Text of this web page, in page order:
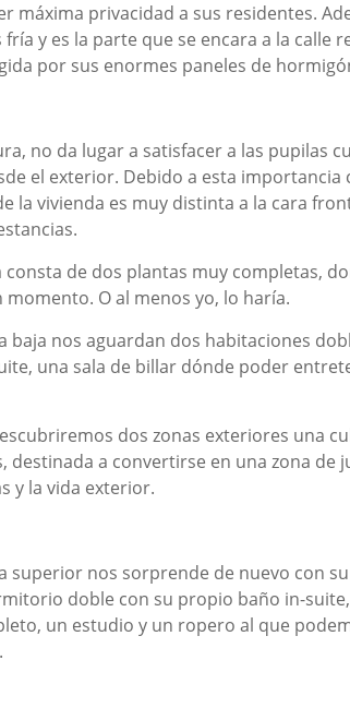
máxima privacidad a sus residentes.
fría y es la parte que se encara a la calle
por sus enormes paneles de
no da lugar a satisfacer a las pupilas
el exterior. Debido a esta
la vivienda es muy distinta a la cara
consta de dos plantas muy completas,
O al menos yo, lo haría.
baja nos aguardan dos habitaciones
una sala de billar dónde poder
dos zonas exteriores una
destinada a convertirse en una zona de
y la vida exterior.
superior nos sorprende de nuevo con
doble con su propio baño in-
un estudio y un ropero al que